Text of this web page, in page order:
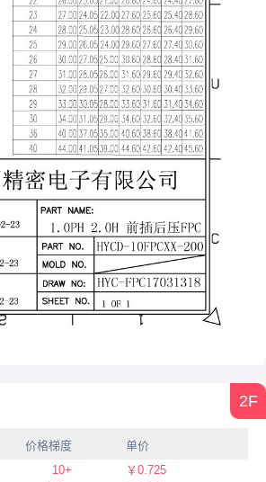
2F
价格梯度
单价
10+
￥0.725